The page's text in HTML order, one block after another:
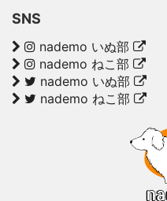
SNS
nademo いぬ部
nademo ねこ部
nademo いぬ部
nademo ねこ部